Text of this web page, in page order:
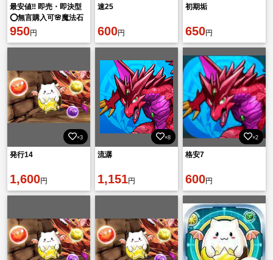
最安値‼️ 即売・即決型
⭕️無言購入可🌸魔法石
の数2000個！
950円
速25
600円
初期垢
650円
×3
発行14
1,600円
×8
流潺
1,151円
×2
格安7
600円